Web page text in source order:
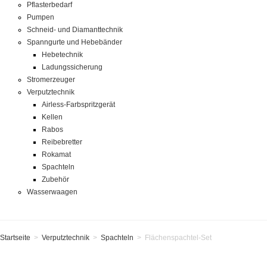
Pflasterbedarf
Pumpen
Schneid- und Diamanttechnik
Spanngurte und Hebebänder
Hebetechnik
Ladungssicherung
Stromerzeuger
Verputztechnik
Airless-Farbspritzgerät
Kellen
Rabos
Reibebretter
Rokamat
Spachteln
Zubehör
Wasserwaagen
Startseite > Verputztechnik > Spachteln > Flächenspachtel-Set